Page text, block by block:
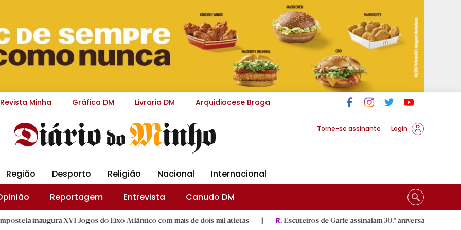
Revista Minha Gráfica DM Livraria DM Arquidiocese Braga
Torne-se assinante Login
Região Desporto Religião Nacional
Internacional
Reportagem Entrevista Canudo DM
XVI Jogos do Eixo Atlântico com mais de dois mil atletas | R.Escuteiros de Garfe assinalam 30.º aniversário em setembro